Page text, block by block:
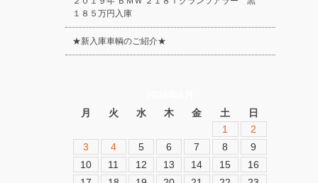
１８５万円入庫
★新入庫車輌のご紹介★
月
火 水 木 金 土
日
1
2
3
4 5 6 7 8
9
10
11 12 13 14 15
16